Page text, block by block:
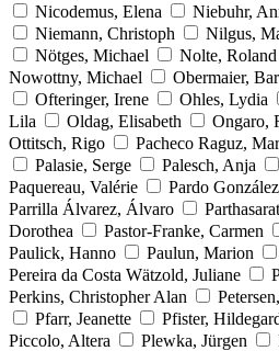
Nicodemus, Elena
Niebuhr,
Niemann, Christoph
Nilgus,
Nötges, Michael
Nolte, Roland
Nowottny, Michael
Obermaier,
Ofteringer, Irene
Ohles, Lydia
Lila
Oldag, Elisabeth Ongaro,
Ottitsch, Rigo
Pacheco Raguz,
Palasie, Serge
Palesch, Anja
Paquereau, Valérie
Pardo
Parrilla Álvarez, Álvaro
Dorothea
Pastor-Franke, Carmen
Paulick, Hanno
Paulun, Marion
Pereira da Costa Wätzold, Juliane
Perkins, Christopher Alan
Pfarr, Jeanette
Pfister,
Piccolo, Altera
Plewka, Jürgen